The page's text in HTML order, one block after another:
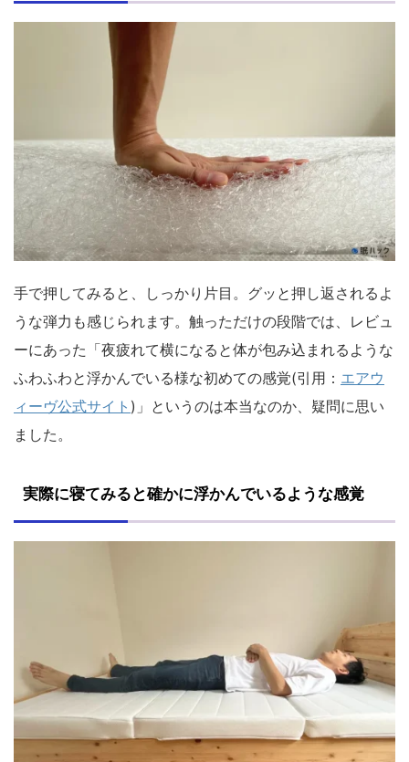
手で押してみると、しっかり片目。グッと押し返されるよ
うな弾力も感じられます。触っただけの段階では、レビュ
ーにあった「夜疲れて横になると体が包み込まれるような
ふわふわと浮かんでいる様な初めての感覚(引用： エアウ
ィーヴ公式サイト )」というのは本当なのか、疑問に思い
ました。
実際に寝てみると確かに浮かんでいるような感覚